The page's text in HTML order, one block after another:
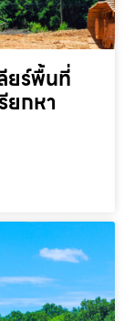
ยร์พื้นที่
ยกหา